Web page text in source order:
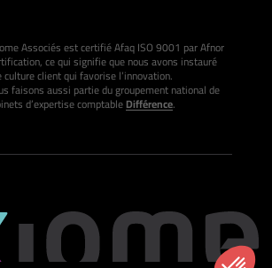
Associés est certifié Afaq ISO 9001 par Afnor
ce qui signifie que nous avons instauré
culture client qui favorise l’innovation.
faisons aussi partie du groupement national de
d’expertise comptableDifférence.